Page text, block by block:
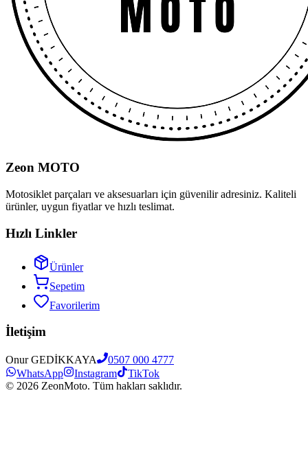
Zeon MOTO
Motosiklet parçaları ve aksesuarları için güvenilir adresiniz. Kaliteli
ürünler, uygun fiyatlar ve hızlı teslimat.
Hızlı Linkler
Ürünler
Sepetim
Favorilerim
İletişim
Onur GEDİKKAYA
0507 000 4777
WhatsApp
Instagram
TikTok
© 2026 ZeonMoto. Tüm hakları saklıdır.